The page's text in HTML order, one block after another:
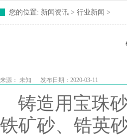
您的位置: 新闻资讯 > 行业新闻 >
来源： 未知 发布日期：2020-03-11
铸造用宝珠
铁矿砂、锆英